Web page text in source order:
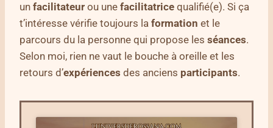
un facilitateur ou une facilitatrice qualifié(e). Si ça
t’intéresse vérifie toujours la formation et le
parcours du la personne qui propose les séances.
Selon moi, rien ne vaut le bouche à oreille et les
retours d’expériences des anciens participants.